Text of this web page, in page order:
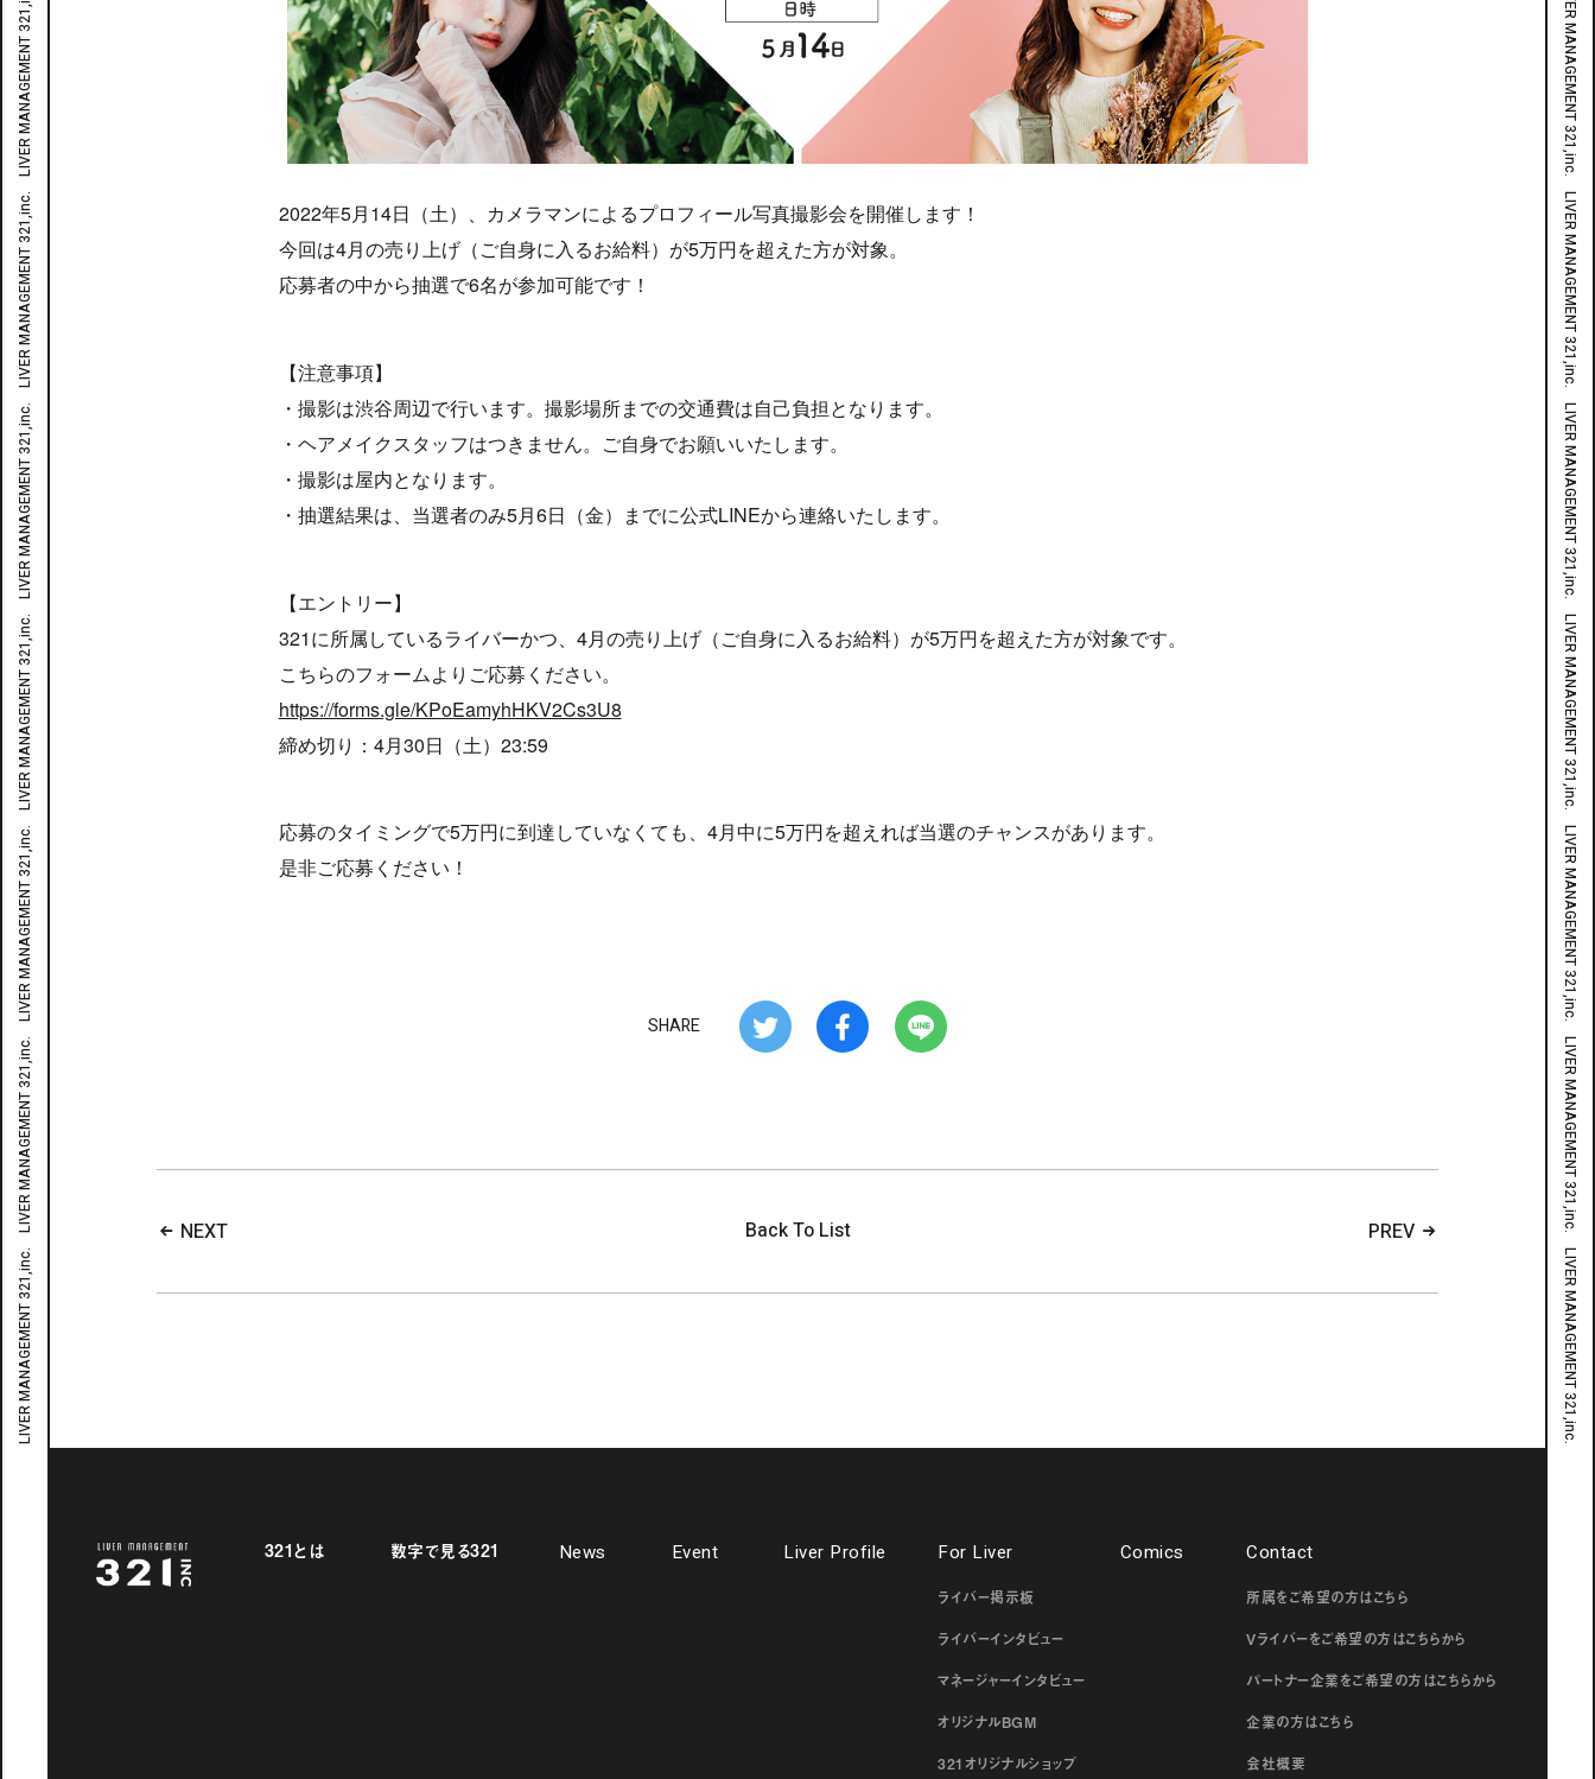
2022年5月14日（土）、カメラマンによるプロフィール写真撮影会を開催します！
今回は4月の売り上げ（ご自身に入るお給料）が5万円を超えた方が対象。
応募者の中から抽選で6名が参加可能です！
【注意事項】
・撮影は渋谷周辺で行います。撮影場所までの交通費は自己負担となります。
・ヘアメイクスタッフはつきません。ご自身でお願いいたします。
・撮影は屋内となります。
・抽選結果は、当選者のみ5月6日（金）までに公式LINEから連絡いたします。
【エントリー】
321に所属しているライバーかつ、4月の売り上げ（ご自身に入るお給料）が5万円を超えた方が対象です。
こちらのフォームよりご応募ください。
https://forms.gle/KPoEamyhHKV2Cs3U8
締め切り：4月30日（土）23:59
応募のタイミングで5万円に到達していなくても、4月中に5万円を超えれば当選のチャンスがあります。
是非ご応募ください！
SHARE
NEXT Back To List PREV
321とは 数字で見る321 News Event Liver Profile For Liver
ライバー掲示板
ライバーインタビュー
マネージャーインタビュー
オリジナルBGM
321オリジナルショップ
Comics Contact
所属をご希望の方はこちら
Vライバーをご希望の方はこちらから
パートナー企業をご希望の方はこちらから
企業の方はこちら
会社概要